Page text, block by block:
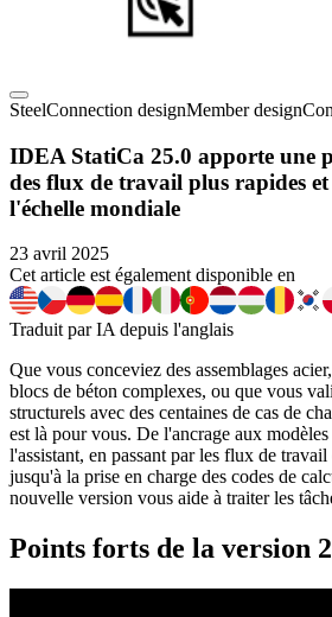
SteelConnection designMember design
IDEA StatiCa 25.0 apporte une
des flux de travail plus rapides
l'échelle mondiale
23 avril 2025
Cet article est également disponible en
Traduit par IA depuis l'anglais
Que vous conceviez des assemblages
blocs de béton complexes, ou que vous
structurels avec des centaines de cas de
est là pour vous. De l'ancrage aux
l'assistant, en passant par les flux de
jusqu'à la prise en charge des codes de
nouvelle version vous aide à traiter les
Points forts de la version